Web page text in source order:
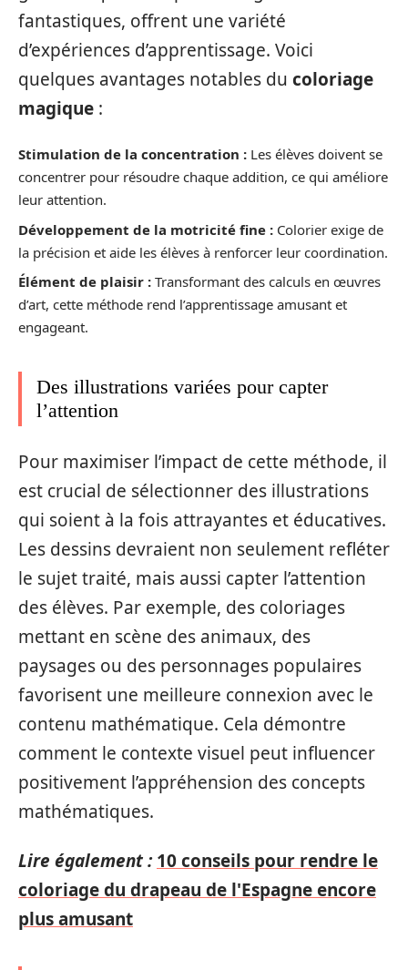
fantastiques, offrent une variété
d’expériences d’apprentissage. Voici
quelques avantages notables du coloriage
magique :
Stimulation de la concentration : Les élèves doivent se
concentrer pour résoudre chaque addition, ce qui améliore
leur attention.
Développement de la motricité fine : Colorier exige de
la précision et aide les élèves à renforcer leur coordination.
Élément de plaisir : Transformant des calculs en œuvres
d’art, cette méthode rend l’apprentissage amusant et
engageant.
Des illustrations variées pour capter
l’attention
Pour maximiser l’impact de cette méthode, il
est crucial de sélectionner des illustrations
qui soient à la fois attrayantes et éducatives.
Les dessins devraient non seulement refléter
le sujet traité, mais aussi capter l’attention
des élèves. Par exemple, des coloriages
mettant en scène des animaux, des
paysages ou des personnages populaires
favorisent une meilleure connexion avec le
contenu mathématique. Cela démontre
comment le contexte visuel peut influencer
positivement l’appréhension des concepts
mathématiques.
Lire également : 10 conseils pour rendre le
coloriage du drapeau de l'Espagne encore
plus amusant